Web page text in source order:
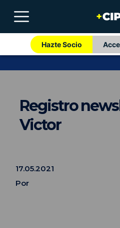
Hazte Socio
Registro
Victor
17.05.2021
Por